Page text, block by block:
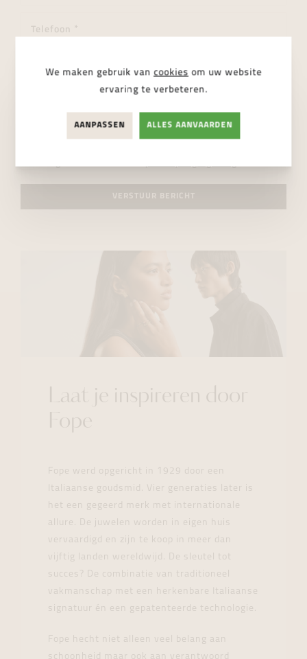
VERSTUUR BERICHT
Laat je inspireren door
Fope
Fope werd opgericht in 1929 door een
Italiaanse goudsmid. Vier generaties later is
het een gegeerd merk met internationale
allure. De juwelen worden in eigen huis
vervaardigd en zijn te koop in meer dan
vijftig landen wereldwijd. De sleutel tot
succes? De combinatie van traditioneel
vakmanschap met een herkenbare Italiaanse
signatuur én een gepatenteerde technologie.
Fope hecht niet alleen veel belang aan
schoonheid maar ook aan verantwoord
We maken gebruik van cookies om uw website
ervaring te verbeteren.
AANPASSEN ALLES AANVAARDEN